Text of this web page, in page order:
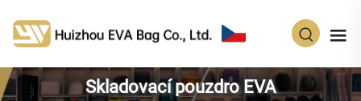
Skladovací pouzdro EVA